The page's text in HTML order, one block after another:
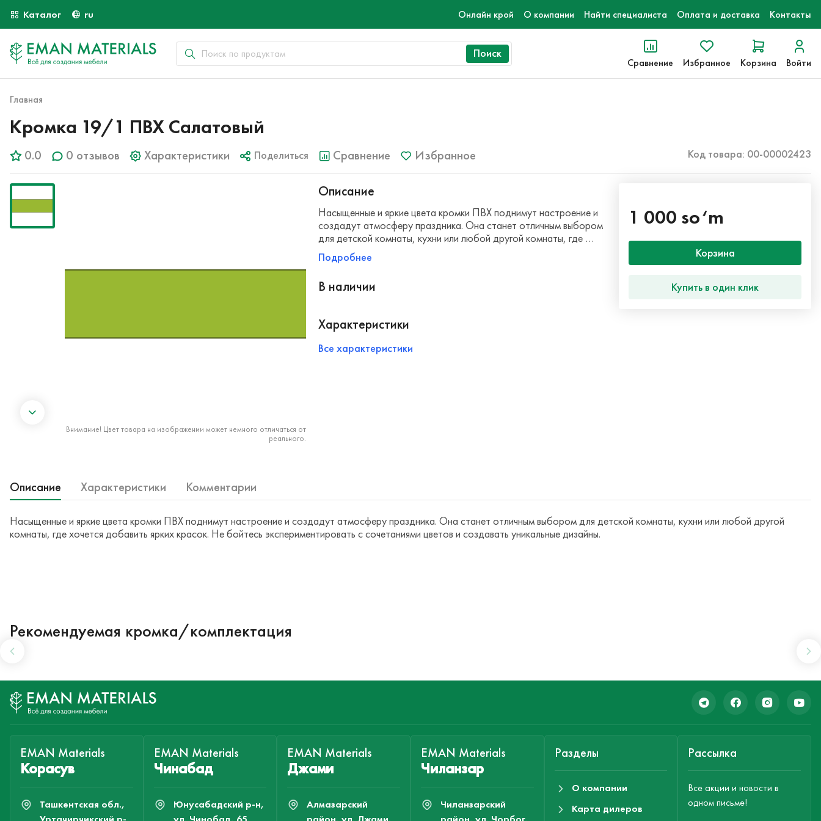
Каталог ru Онлайн крой О компании Найти специалиста Оплата и доставка Контакты
Поиск
Сравнение Избранное Корзина Войти
Главная
Кромка 19/1 ПВХ Салатовый
0.0 0 отзывов Характеристики Поделиться Сравнение Избранное Код товара: 00-00002423
Внимание! Цвет товара на изображении может немного отличаться от
реального.
Описание
Насыщенные и яркие цвета кромки ПВХ поднимут настроение и
создадут атмосферу праздника. Она станет отличным выбором
для детской комнаты, кухни или любой другой комнаты, где …
Подробнее
В наличии
Характеристики
Все характеристики
1 000 so‘m
Корзина
Купить в один клик
Описание Характеристики Комментарии
Насыщенные и яркие цвета кромки ПВХ поднимут настроение и создадут атмосферу праздника. Она станет отличным выбором для детской комнаты, кухни или любой другой
комнаты, где хочется добавить ярких красок. Не бойтесь экспериментировать с сочетаниями цветов и создавать уникальные дизайны.
Рекомендуемая кромка/комплектация
EMAN Materials
Корасув
Ташкентская обл.,
EMAN Materials
Чинабад
Юнусабадский р-н,
EMAN Materials
Джами
Алмазарский
EMAN Materials
Чиланзар
Чиланзарский
Разделы
О компании
Карта дилеров
Рассылка
Все акции и новости в
одном письме!